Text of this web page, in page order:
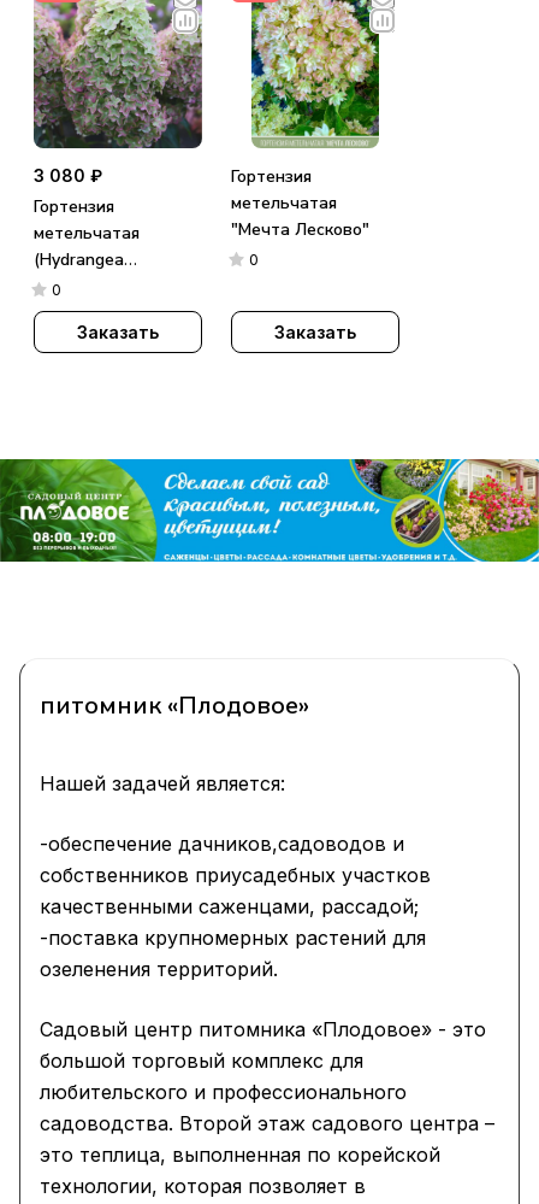
3 080 ₽
Гортензия
метельчатая
(Hydrangea
paniculata)
«Metallica»
0
Заказать
Гортензия
метельчатая
"Мечта Лесково"
0
Заказать
питомник «Плодовое»
Нашей задачей является:
-обеспечение дачников,садоводов и
собственников приусадебных участков
качественными саженцами, рассадой;
-поставка крупномерных растений для
озеленения территорий.
Садовый центр питомника «Плодовое» - это
большой торговый комплекс для
любительского и профессионального
садоводства. Второй этаж садового центра –
это теплица, выполненная по корейской
технологии, которая позволяет в